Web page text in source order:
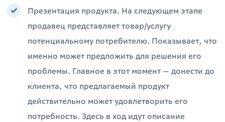
Презентация продукта. На следующем этапе
продавец представляет товар/услугу
потенциальному потребителю. Показывает, что
именно может предложить для решения его
проблемы. Главное в этот момент — донести до
клиента, что предлагаемый продукт
действительно может удовлетворить его
потребность. Здесь в ход идут описание